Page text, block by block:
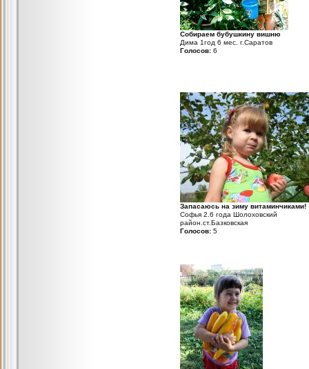
Собираем бубушкину вишню
Дима 1год 6 мес. г.Саратов
Голосов: 6
Запасаюсь на зиму витаминчиками!
Софья 2.6 года Шолоховский
район.ст.Базковская
Голосов: 5